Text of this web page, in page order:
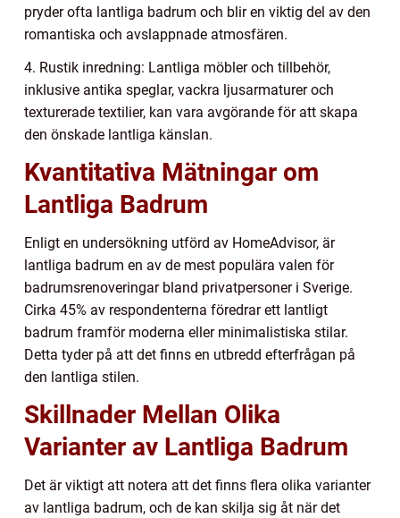
pryder ofta lantliga badrum och blir en viktig del av den
romantiska och avslappnade atmosfären.
4. Rustik inredning: Lantliga möbler och tillbehör,
inklusive antika speglar, vackra ljusarmaturer och
texturerade textilier, kan vara avgörande för att skapa
den önskade lantliga känslan.
Kvantitativa Mätningar om
Lantliga Badrum
Enligt en undersökning utförd av HomeAdvisor, är
lantliga badrum en av de mest populära valen för
badrumsrenoveringar bland privatpersoner i Sverige.
Cirka 45% av respondenterna föredrar ett lantligt
badrum framför moderna eller minimalistiska stilar.
Detta tyder på att det finns en utbredd efterfrågan på
den lantliga stilen.
Skillnader Mellan Olika
Varianter av Lantliga Badrum
Det är viktigt att notera att det finns flera olika varianter
av lantliga badrum, och de kan skilja sig åt när det